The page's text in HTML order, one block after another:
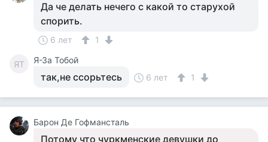
Да че делать нечего с какой то старухой
спорить.
6 лет 1
ЯТ Я-За Тобой
так,не ссорьтесь 6 лет 1
Барон Де Гофмансталь
Потому что чуркменские девушки до